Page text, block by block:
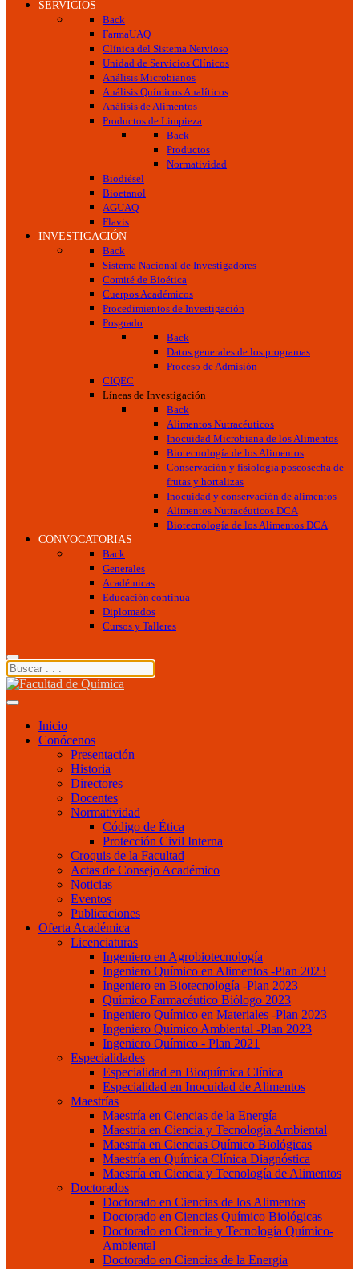
SERVICIOS
Back
FarmaUAQ
Clínica del Sistema Nervioso
Unidad de Servicios Clínicos
Análisis Microbianos
Análisis Químicos Analíticos
Análisis de Alimentos
Productos de Limpieza
Back
Productos
Normatividad
Biodiésel
Bioetanol
AGUAQ
Flavis
INVESTIGACIÓN
Back
Sistema Nacional de Investigadores
Comité de Bioética
Cuerpos Académicos
Procedimientos de Investigación
Posgrado
Back
Datos generales de los programas
Proceso de Admisión
CIQEC
Líneas de Investigación
Back
Alimentos Nutracéuticos
Inocuidad Microbiana de los Alimentos
Biotecnología de los Alimentos
Conservación y fisiología poscosecha de
frutas y hortalizas
Inocuidad y conservación de alimentos
Alimentos Nutracéuticos DCA
Biotecnología de los Alimentos DCA
CONVOCATORIAS
Back
Generales
Académicas
Educación continua
Diplomados
Cursos y Talleres
Inicio
Conócenos
Presentación
Historia
Directores
Docentes
Normatividad
Código de Ética
Protección Civil Interna
Croquis de la Facultad
Actas de Consejo Académico
Noticias
Eventos
Publicaciones
Oferta Académica
Licenciaturas
Ingeniero en Agrobiotecnología
Ingeniero Químico en Alimentos -Plan 2023
Ingeniero en Biotecnología -Plan 2023
Químico Farmacéutico Biólogo 2023
Ingeniero Químico en Materiales -Plan 2023
Ingeniero Químico Ambiental -Plan 2023
Ingeniero Químico - Plan 2021
Especialidades
Especialidad en Bioquímica Clínica
Especialidad en Inocuidad de Alimentos
Maestrías
Maestría en Ciencias de la Energía
Maestría en Ciencia y Tecnología Ambiental
Maestría en Ciencias Químico Biológicas
Maestría en Química Clínica Diagnóstica
Maestría en Ciencia y Tecnología de Alimentos
Doctorados
Doctorado en Ciencias de los Alimentos
Doctorado en Ciencias Químico Biológicas
Doctorado en Ciencia y Tecnología Químico-
Ambiental
Doctorado en Ciencias de la Energía